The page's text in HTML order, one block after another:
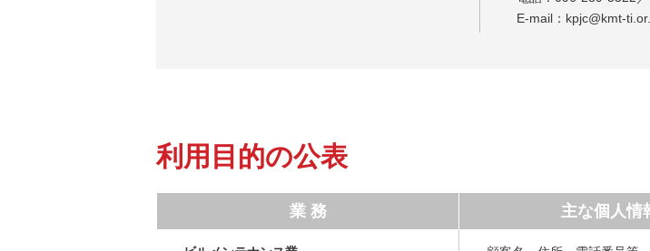
E-mail：kpjc@kmt-
利用目的の公表
業 務 主な個人情